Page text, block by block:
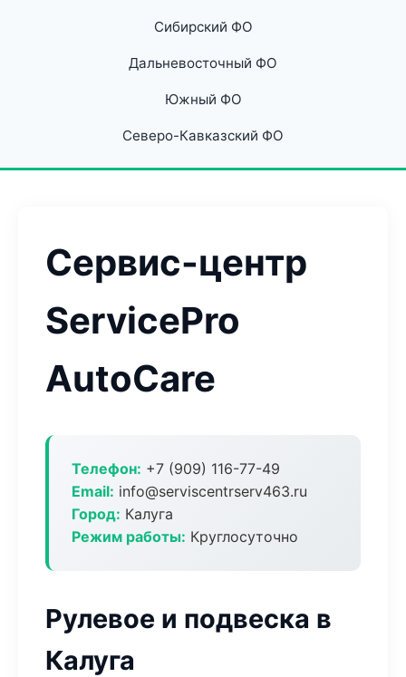
Сибирский ФО
Дальневосточный ФО
Южный ФО
Северо-Кавказский ФО
Сервис-центр
ServicePro
AutoCare
Телефон: +7 (909) 116-77-49
Email: info@serviscentrserv463.ru
Город: Калуга
Режим работы: Круглосуточно
Рулевое и подвеска в
Калуга